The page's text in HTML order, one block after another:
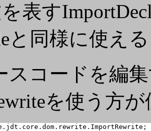
表す
と同様に使え
スコードを編
を使う方